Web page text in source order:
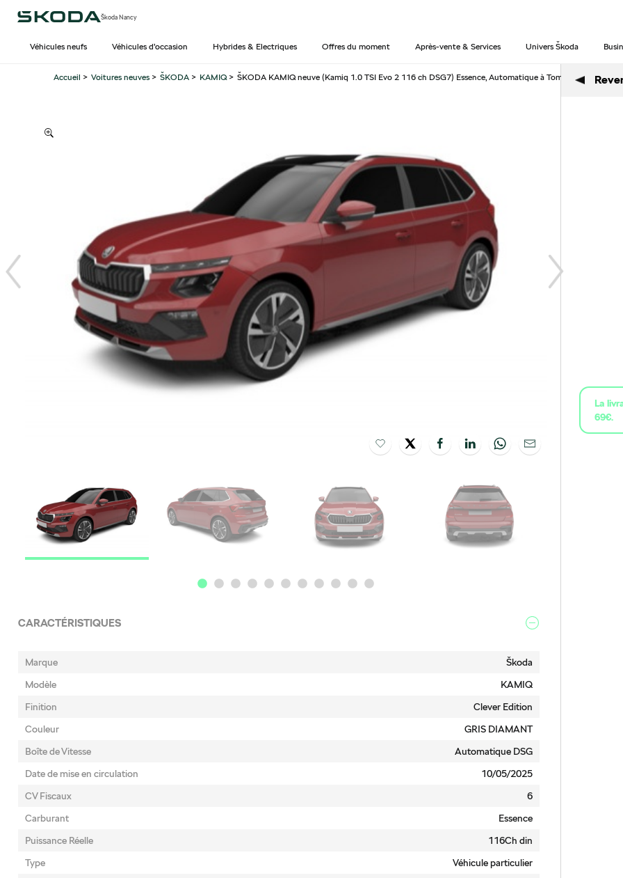
Škoda Nancy
Véhicules neufs Véhicules d’occasion Hybrides & Electriques Offres du moment Après-vente & Services Univers Škoda
Accueil > Voitures neuves > ŠKODA > KAMIQ> ŠKODA KAMIQ neuve (Kamiq 1.0 TSI Evo 2 116 ch DSG7) Essence, Automatique à Tomblaine
CARACTÉRISTIQUES
Marque
Škoda
Modèle
KAMIQ
Finition
Clever Edition
Couleur
GRIS DIAMANT
Boîte de Vitesse
Automatique DSG
Date de mise en circulation
10/05/2025
CV Fiscaux
6
Carburant
Essence
Puissance Réelle
116Ch din
Type
Véhicule particulier
La
69€.